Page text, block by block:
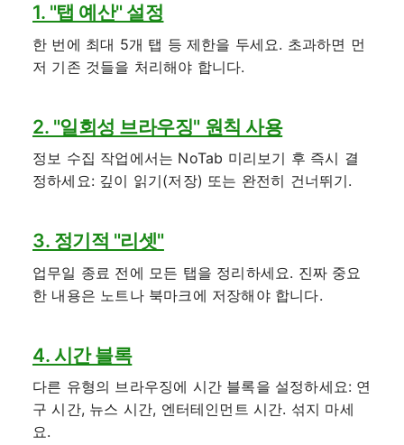
1. "탭 예산" 설정
한 번에 최대 5개 탭 등 제한을 두세요. 초과하면 먼
저 기존 것들을 처리해야 합니다.
2. "일회성 브라우징" 원칙 사용
정보 수집 작업에서는 NoTab 미리보기 후 즉시 결
정하세요: 깊이 읽기(저장) 또는 완전히 건너뛰기.
3. 정기적 "리셋"
업무일 종료 전에 모든 탭을 정리하세요. 진짜 중요
한 내용은 노트나 북마크에 저장해야 합니다.
4. 시간 블록
다른 유형의 브라우징에 시간 블록을 설정하세요: 연
구 시간, 뉴스 시간, 엔터테인먼트 시간. 섞지 마세
요.